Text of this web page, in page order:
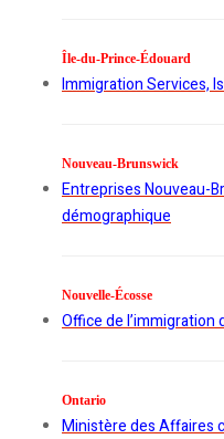
Île-du-Prince-Édouard
Immigration Services,
Nouveau-Brunswick
Entreprises Nouveau-
démographique
Nouvelle-Écosse
Office de l’immigration
Ontario
Ministère des Affaires